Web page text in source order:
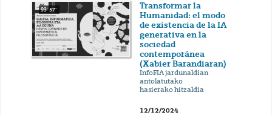
93' 57''
Transformar la
Humanidad: el modo
de existencia de la IA
generativa en la
sociedad
contemporánea
(Xabier Barandiaran)
InfoFIA jardunaldian
antolatutako
hasierako hitzaldia
12/12/2024